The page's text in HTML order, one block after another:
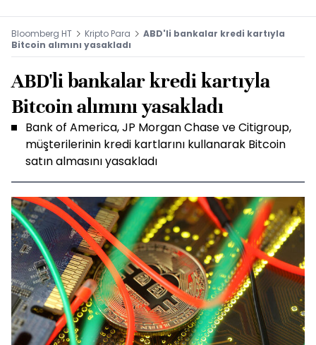
Bloomberg HT Kripto Para
ABD'li bankalar kredi kartıyla
Bitcoin alımını yasakladı
ABD'li bankalar kredi kartıyla
Bitcoin alımını yasakladı
Bank of America, JP Morgan Chase ve Citigroup,
müşterilerinin kredi kartlarını kullanarak Bitcoin
satın almasını yasakladı